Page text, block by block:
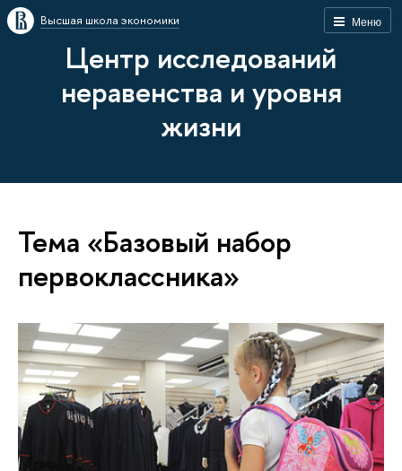
Меню
Высшая школа экономики
Центр исследований
неравенства и уровня
жизни
Тема «Базовый набор
первоклассника»